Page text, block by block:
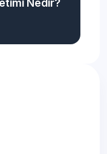
Nedir?